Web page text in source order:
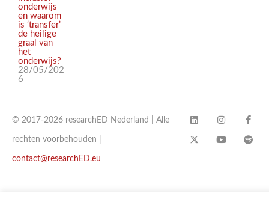
onderwijs
en waarom
is ‘transfer’
de heilige
graal van
het
onderwijs?
28/05/202
6
© 2017-2026 researchED Nederland | Alle
rechten voorbehouden |
contact@researchED.eu